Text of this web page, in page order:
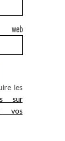
les
sur
vos